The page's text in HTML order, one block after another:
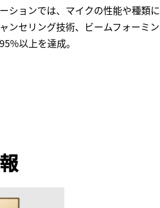
ションでは、マイクの性能や種類
ンセリング技術、ビームフォーミ
以上を達成。